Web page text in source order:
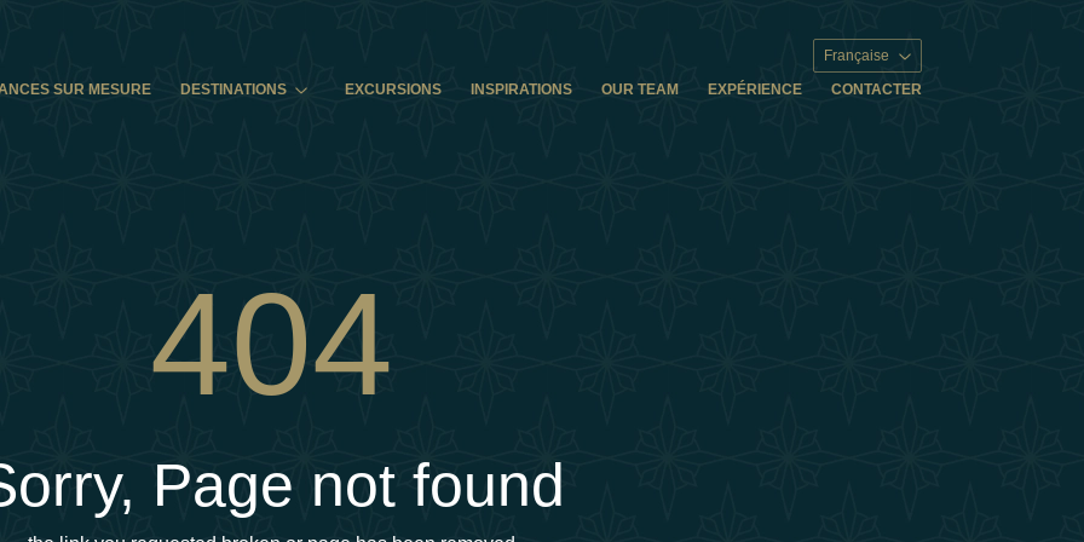
Française
SUR MESURE
DESTINATIONS EXCURSIONS INSPIRATIONS OUR TEAM EXPÉRIENCE CONTACTER
404
Page not found